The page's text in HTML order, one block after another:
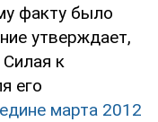
факту было
утверждает,
к
его
марта 2012